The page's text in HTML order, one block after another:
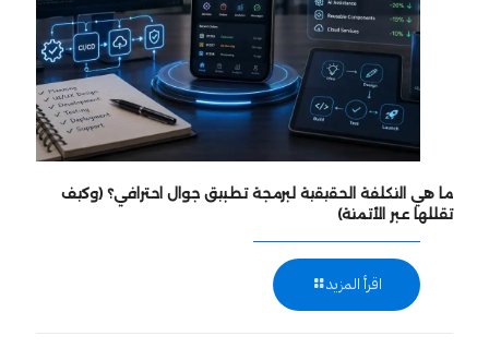
ما هي التكلفة الحقيقية لبرمجة تطبيق جوال احترافي؟ (وكيف
تقللها عبر الأتمتة)
اقرأ المزيد